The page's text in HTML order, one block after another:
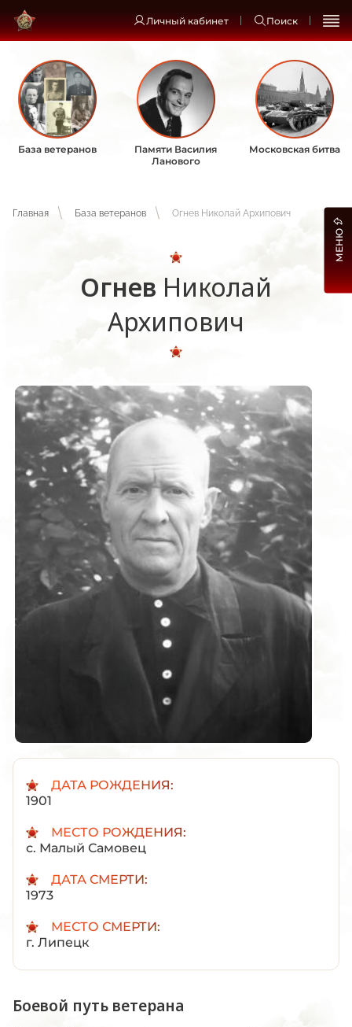
Личный кабинет Поиск
База ветеранов
Памяти Василия
Ланового
Московская битва
Главная База ветеранов Огнев Николай Архипович
Огнев Николай
Архипович
ДАТА РОЖДЕНИЯ:
1901
МЕСТО РОЖДЕНИЯ:
с. Малый Самовец
ДАТА СМЕРТИ:
1973
МЕСТО СМЕРТИ:
г. Липецк
Боевой путь ветерана
МЕНЮ